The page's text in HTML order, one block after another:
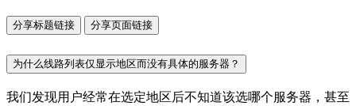
分享标题链接 分享页面链接
为什么线路列表仅显示地区而没有具体的服务器？
我们发现用户经常在选定地区后不知道该选哪个服务器，甚至